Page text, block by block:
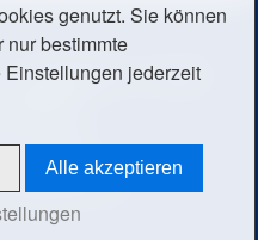
Poststraße 36 - 56235
4708271
genutzt. Sie können
bestimmte
jederzeit
Alle akzeptieren